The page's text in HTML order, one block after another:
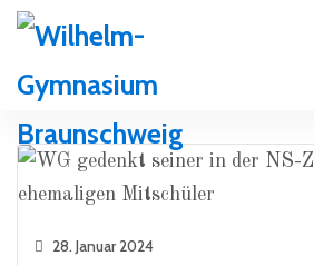
28. Januar 2024